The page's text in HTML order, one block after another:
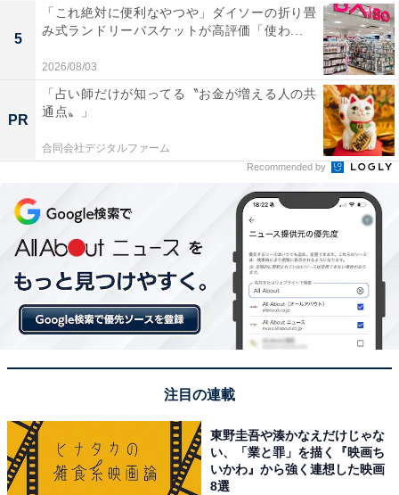
5
「これ絶対に便利なやつや」ダイソーの折り畳
み式ランドリーバスケットが高評価「使わ...
2026/08/03
PR
「占い師だけが知ってる〝お金が増える人の共
通点〟」
合同会社デジタルファーム
Recommended by
注目の連載
東野圭吾や湊かなえだけじゃな
い、「業と罪」を描く『映画ち
いかわ』から強く連想した映画
8選